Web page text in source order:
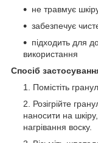
не травмує
забезпечує
підходить для
використання
Спосіб
Помістіть
Розігрійте
наносити на
нагрівання воску.